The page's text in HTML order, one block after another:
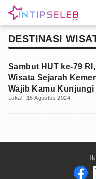
DESTINASI
Sambut HUT ke-79
Wisata Sejarah
Wajib Kamu Kunjungi
Lokal 16 Agustus 2024